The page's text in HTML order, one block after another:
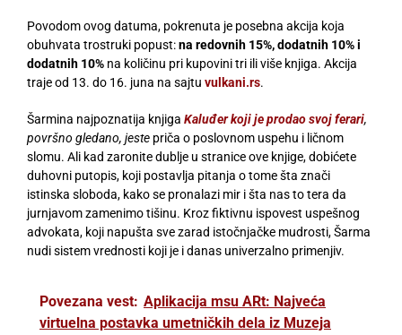
Povodom ovog datuma, pokrenuta je posebna akcija koja
obuhvata trostruki popust:na redovnih 15%, dodatnih 10% i
dodatnih 10% na količinu pri kupovini tri ili više knjiga. Akcija
traje od 13. do 16. juna na sajtu vulkani.rs.
Šarmina najpoznatija knjiga Kaluđer koji je prodao svoj ferari,
površno gledano, jeste priča o poslovnom uspehu i ličnom
slomu. Ali kad zaronite dublje u stranice ove knjige, dobićete
duhovni putopis, koji postavlja pitanja o tome šta znači
istinska sloboda, kako se pronalazi mir i šta nas to tera da
jurnjavom zamenimo tišinu. Kroz fiktivnu ispovest uspešnog
advokata, koji napušta sve zarad istočnjačke mudrosti, Šarma
nudi sistem vrednosti koji je i danas univerzalno primenjiv.
Povezana vest: Aplikacija msu ARt: Najveća
virtuelna postavka umetničkih dela iz Muzeja